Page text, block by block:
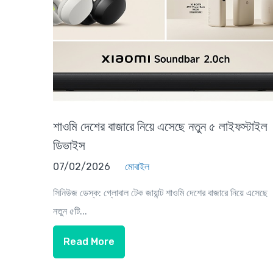
শাওমি দেশের বাজারে নিয়ে এসেছে নতুন ৫ লাইফস্টাইল
ডিভাইস
07/02/2026 মোবাইল
সিনিউজ ডেস্ক: গ্লোবাল টেক জায়ান্ট শাওমি দেশের বাজারে নিয়ে এসেছে
নতুন ৫টি...
Read More